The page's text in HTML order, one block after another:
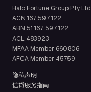
Halo Fortune Group Pty Ltd
ACN 167 597 122
ABN 51 167 597 122
ACL 483923
MFAA Member 660806
AFCA Member 45759
隐私声明
信贷服务指南